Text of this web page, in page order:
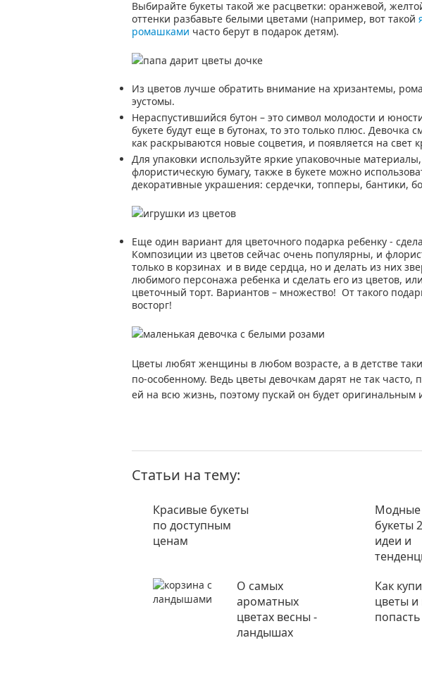
Выбирайте букеты такой же расцветки: оранжевой,
оттенки разбавьте белыми цветами (например, вот такой
ромашками часто берут в подарок детям).
Из цветов лучше обратить внимание на хризантемы,
эустомы.
Нераспустившийся бутон – это символ молодости и
букете будут еще в бутонах, то это только плюс. Девочка
как раскрываются новые соцветия, и появляется на свет
Для упаковки используйте яркие упаковочные
флористическую бумагу, также в букете можно
декоративные украшения: сердечки, топперы, бантики,
Еще один вариант для цветочного подарка ребенку -
Композиции из цветов сейчас очень популярны, и
только в корзинах и в виде сердца, но и делать из них
любимого персонажа ребенка и сделать его из цветов,
цветочный торт. Вариантов – множество! От такого
восторг!
Цветы любят женщины в любом возрасте, а в детстве
по-особенному. Ведь цветы девочкам дарят не так часто,
ей на всю жизнь, поэтому пускай он будет
Статьи на тему:
Красивые букеты
по доступным
ценам
Модные
букеты
идеи и
О самых
ароматных
цветах весны -
ландышах
Как
цветы и